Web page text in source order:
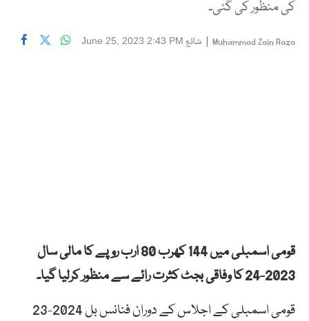
کی منظور کی گئی۔
Muhammad Zain Raza
| شائع June 25, 2023 2:43 PM
قومی اسمبلی میں 144 کھرب 80 ارب روپے کا مالی سال
2023-24 کا وفاقی بجٹ کثرت رائے سے منظور کرلیا گیا۔
قومی اسمبلی کے اجلاس کے دوران فنانس بل 2024-23